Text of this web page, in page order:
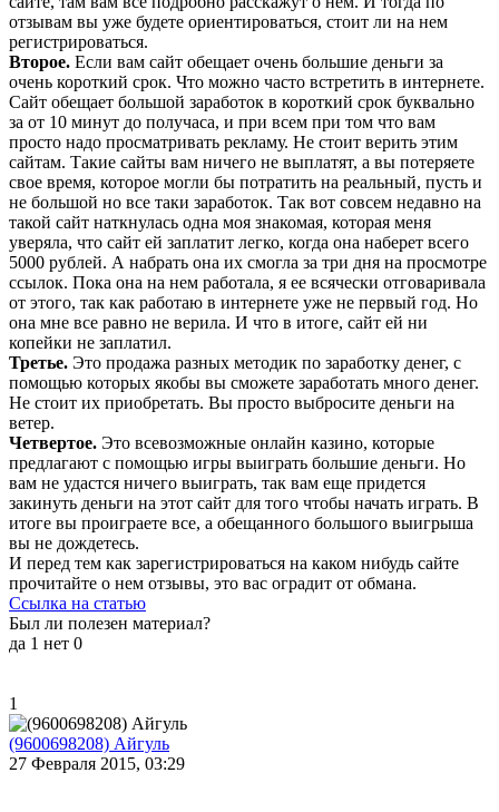
отзывам вы уже будете ориентироваться, стоит ли на нем
регистрироваться.
Второе. Если вам сайт обещает очень большие деньги за
очень короткий срок. Что можно часто встретить в интернете.
Сайт обещает большой заработок в короткий срок буквально
за от 10 минут до получаса, и при всем при том что вам
просто надо просматривать рекламу. Не стоит верить этим
сайтам. Такие сайты вам ничего не выплатят, а вы потеряете
свое время, которое могли бы потратить на реальный, пусть и
не большой но все таки заработок. Так вот совсем недавно на
такой сайт наткнулась одна моя знакомая, которая меня
уверяла, что сайт ей заплатит легко, когда она наберет всего
5000 рублей. А набрать она их смогла за три дня на просмотре
ссылок. Пока она на нем работала, я ее всячески отговаривала
от этого, так как работаю в интернете уже не первый год. Но
она мне все равно не верила. И что в итоге, сайт ей ни
копейки не заплатил.
Третье. Это продажа разных методик по заработку денег, с
помощью которых якобы вы сможете заработать много денег.
Не стоит их приобретать. Вы просто выбросите деньги на
ветер.
Четвертое. Это всевозможные онлайн казино, которые
предлагают с помощью игры выиграть большие деньги. Но
вам не удастся ничего выиграть, так вам еще придется
закинуть деньги на этот сайт для того чтобы начать играть. В
итоге вы проиграете все, а обещанного большого выигрыша
вы не дождетесь.
И перед тем как зарегистрироваться на каком нибудь сайте
прочитайте о нем отзывы, это вас оградит от обмана.
Ссылка на статью
Был ли полезен материал?
да 1 нет 0
1
(9600698208) Айгуль
27 Февраля 2015, 03:29